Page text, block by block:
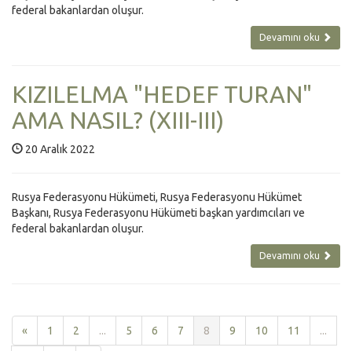
federal bakanlardan oluşur.
Devamını oku
KIZILELMA "HEDEF TURAN"
AMA NASIL? (XIII-III)
20 Aralık 2022
Rusya Federasyonu Hükümeti, Rusya Federasyonu Hükümet
Başkanı, Rusya Federasyonu Hükümeti başkan yardımcıları ve
federal bakanlardan oluşur.
Devamını oku
« 1 2 ... 5 6 7 8 9 10 11 ...